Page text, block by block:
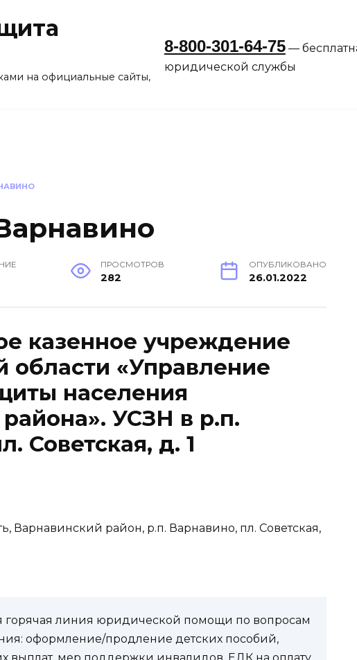
на официальные сайты,
8-800-301-64-75—
юридической службы
ПРОСМОТРОВ
282
ОПУБЛИКОВАНО
26.01.2022
казенное учреждение
области «Управление
населения
УСЗН в р.п.
Советская, д. 1
Варнавинский район, р.п. Варнавино, пл. Советская,
горячая линия юридической помощи по вопросам
оформление/продление детских пособий,